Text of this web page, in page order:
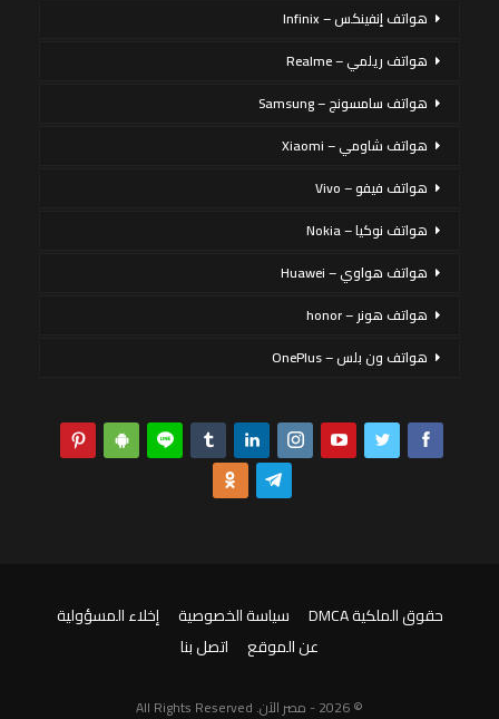
هواتف إنفينكس – Infinix
هواتف ريلمي – Realme
هواتف سامسونج – Samsung
هواتف شاومي – Xiaomi
هواتف فيفو – Vivo
هواتف نوكيا – Nokia
هواتف هواوي – Huawei
هواتف هونر – honor
هواتف ون بلس – OnePlus
حقوق الملكية DMCA سياسة الخصوصية
إخلاء المسؤولية
عن الموقع
اتصل بنا
© 2026 - مصر الآن. All Rights Reserved